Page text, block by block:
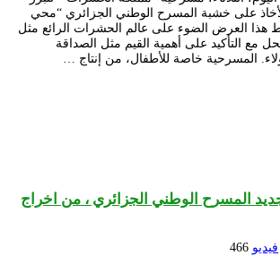
على خشبة المسرح الوطني الجزائري “محي
هذا العرض الضوء على عالم الحشرات الرائع مثل
مع التأكيد على أهمية القيم مثل الصداقة
المسرحية خاصة للأطفال، من إنتاج …
المسرح الوطني الجزائري ، من اخراج
فيديو 466